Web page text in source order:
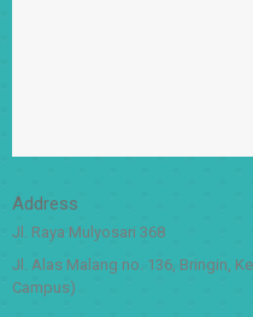
Address
Jl. Raya Mulyosari 368
Jl. Alas Malang no. 136, Bringin,
Campus)